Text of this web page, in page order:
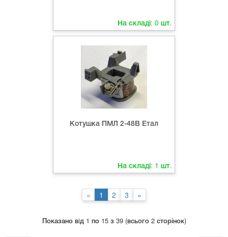
На складі: 0 шт.
Котушка ПМЛ 2-48В Етал
На складі: 1 шт.
« 1 2 3 »
Показано вiд 1 по 15 з 39 (всього 2 сторінок)